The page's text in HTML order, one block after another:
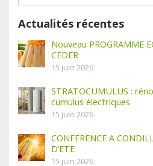
Actualités récentes
Nouveau PROGRAMME
CEDER
15 juin 2026
STRATOCUMULUS :
cumulus électriques
15 juin 2026
CONFERENCE A
D’ETE
15 juin 2026